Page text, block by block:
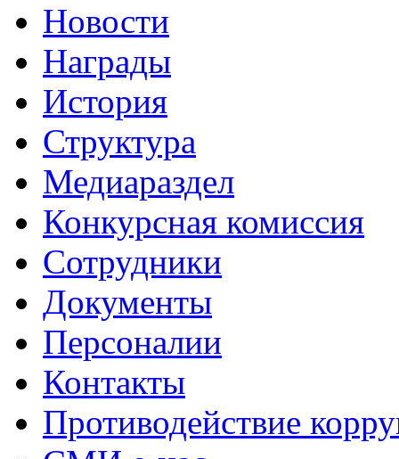
Новости
Награды
История
Структура
Медиараздел
Конкурсная комиссия
Сотрудники
Документы
Персоналии
Контакты
Противодействие